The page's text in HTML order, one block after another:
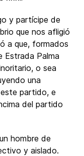
y partícipe de
que nos afligió
a que, formados
Estrada Palma
o sea
una
partido, e
del partido
hombre de
y aislado.